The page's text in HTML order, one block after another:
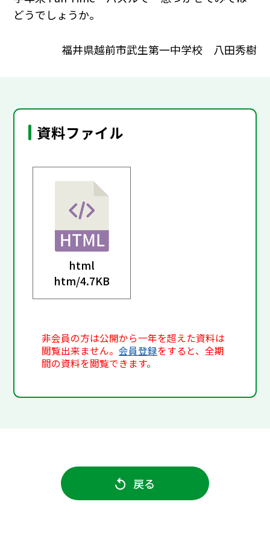
どうでしょうか。
福井県越前市武生第一中学校 八田秀樹
資料ファイル
html
htm/4.7KB
非会員の方は公開から一年を超えた資料は
閲覧出来ません。会員登録をすると、全期
間の資料を閲覧できます。
戻る